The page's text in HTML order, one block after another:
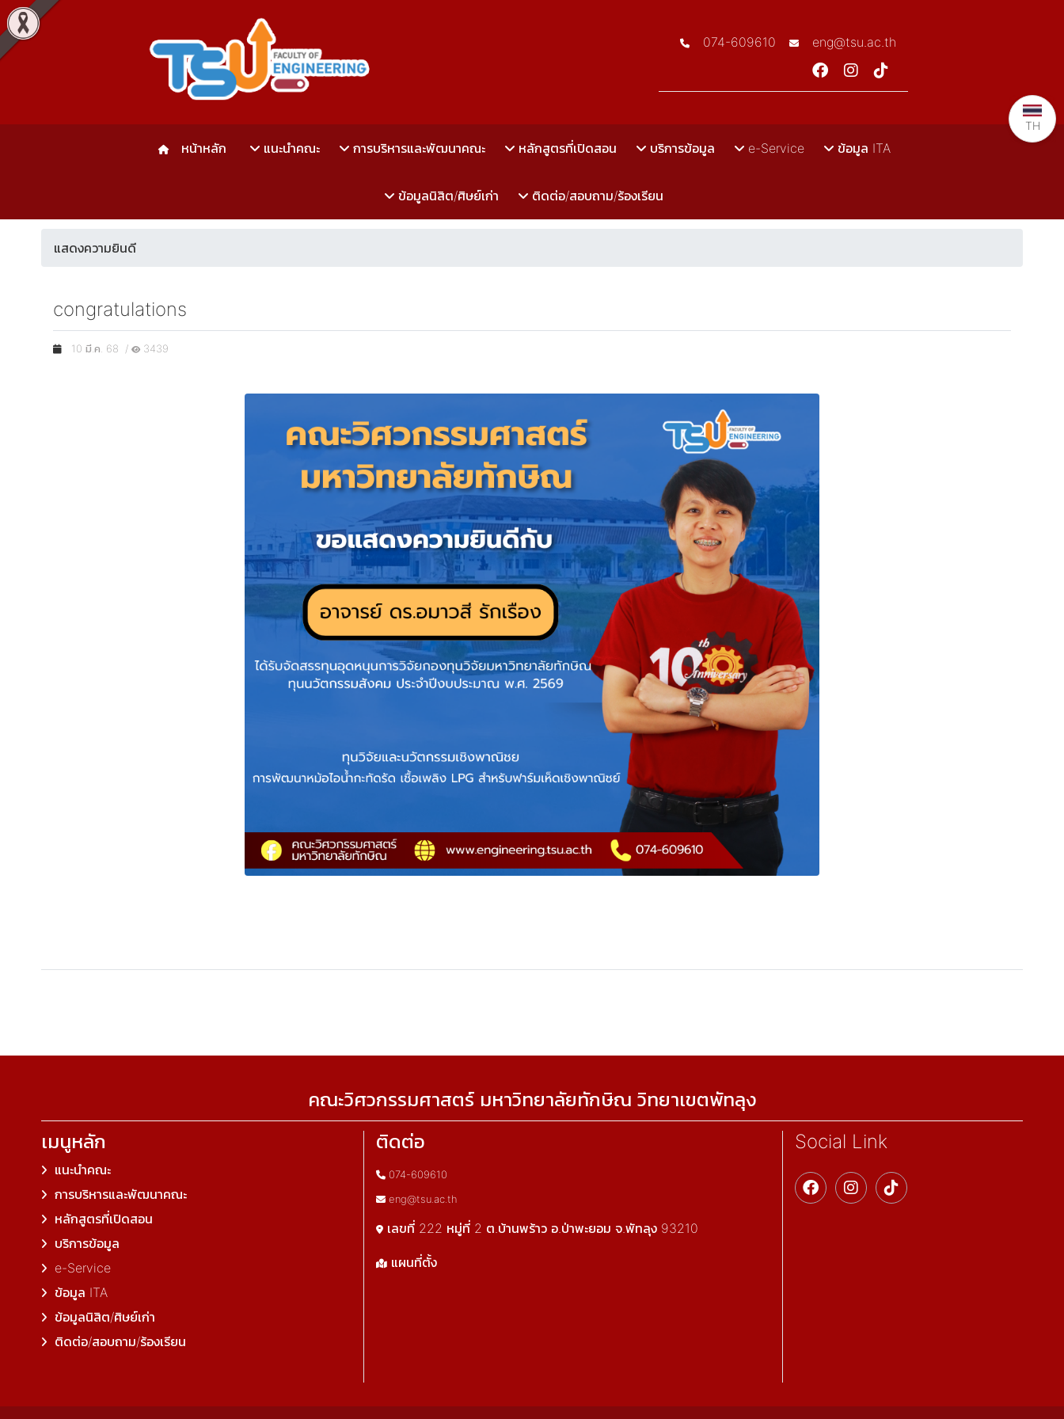
074-609610 eng@tsu.ac.th
หน้าหลัก แนะนำคณะ การบริหารและพัฒนาคณะ หลักสูตรที่เปิดสอน บริการข้อมูล e-Service ข้อมูล ITA
ข้อมูลนิสิต/ศิษย์เก่า ติดต่อ/สอบถาม/ร้องเรียน
แสดงความยินดี
congratulations
10 มี.ค. 68 / 3439
คณะวิศวกรรมศาสตร์ มหาวิทยาลัยทักษิณ วิทยาเขตพัทลุง
เมนูหลัก
แนะนำคณะ
การบริหารและพัฒนาคณะ
หลักสูตรที่เปิดสอน
บริการข้อมูล
e-Service
ข้อมูล ITA
ข้อมูลนิสิต/ศิษย์เก่า
ติดต่อ/สอบถาม/ร้องเรียน
ติดต่อ
074-609610
eng@tsu.ac.th
เลขที่ 222 หมู่ที่ 2 ต.บ้านพร้าว อ.ป่าพะยอม จ.พัทลุง 93210
แผนที่ตั้ง
Social Link
TH